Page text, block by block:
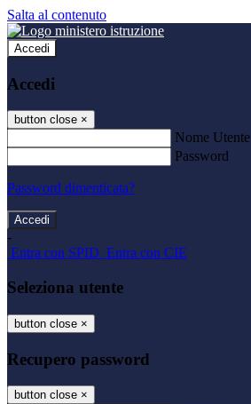
Salta al contenuto
Accedi
Accedi
button close ×
Nome Utente
Password
Password dimenticata?
-
Entra con SPID Entra con CIE
Seleziona utente
button close ×
Recupero password
button close ×